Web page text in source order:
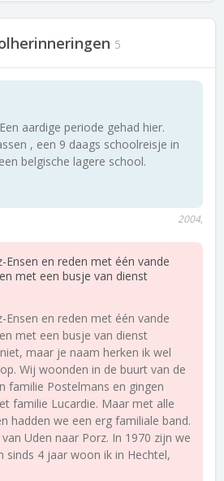
5
aardige periode gehad hier.
, een 9 daags schoolreisje in
belgische lagere school.
2004,
en reden met één vande
met een busje van dienst
en reden met één vande
met een busje van dienst
maar je naam herken ik wel
Wij woonden in de buurt van de
familie Postelmans en gingen
familie Lucardie. Maar met alle
hadden we een erg familiale band.
Uden naar Porz. In 1970 zijn we
sinds 4 jaar woon ik in Hechtel,